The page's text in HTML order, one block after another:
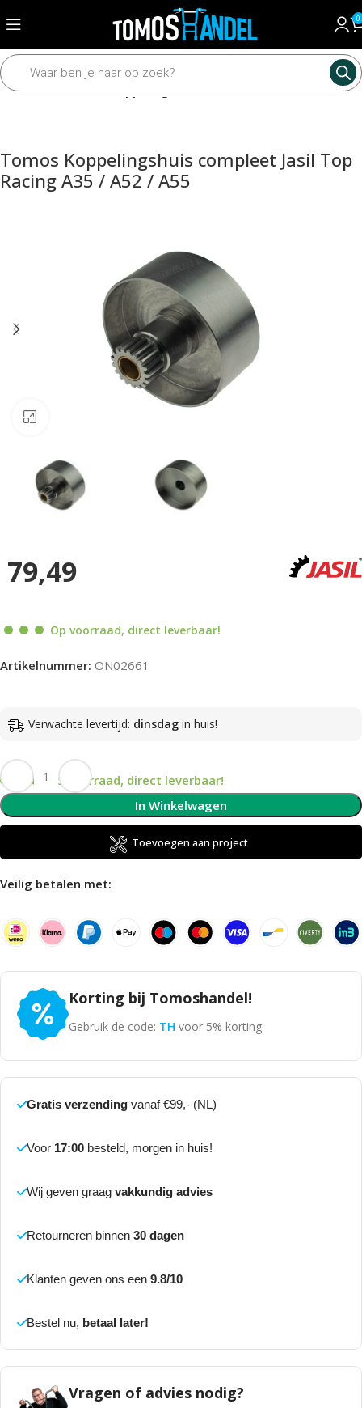
0
Home Motordelen Koppeling
Tomos Koppelingshuis compleet Jasil Top
Racing A35 / A52 / A55
79,49
Op voorraad, direct leverbaar!
Artikelnummer: ON02661
Verwachte levertijd: dinsdag in huis!
Op voorraad, direct leverbaar!
In Winkelwagen
Toevoegen aan project
Veilig betalen met:
Korting bij Tomoshandel!
Gebruik de code: TH voor 5% korting.
Gratis verzending vanaf €99,- (NL)
Voor 17:00 besteld, morgen in huis!
Wij geven graag vakkundig advies
Retourneren binnen 30 dagen
Klanten geven ons een 9.8/10
Bestel nu, betaal later!
Vragen of advies nodig?